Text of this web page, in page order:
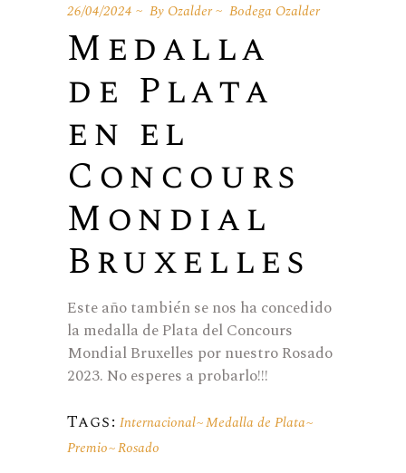
26/04/2024 By Ozalder Bodega Ozalder
Medalla
de Plata
en el
Concours
Mondial
Bruxelles
Este año también se nos ha concedido
la medalla de Plata del Concours
Mondial Bruxelles por nuestro Rosado
2023. No esperes a probarlo!!!
Tags: Internacional Medalla de Plata
Premio Rosado